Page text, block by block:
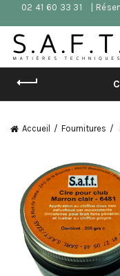
02 41 60 33 31
|
Accueil Fournitures